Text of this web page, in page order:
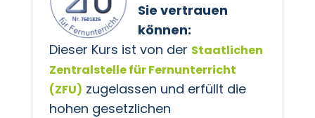
Sie vertrauen
können:
Dieser Kurs ist von der Staatlichen
Zentralstelle für Fernunterricht
(ZFU) zugelassen und erfüllt die
hohen gesetzlichen